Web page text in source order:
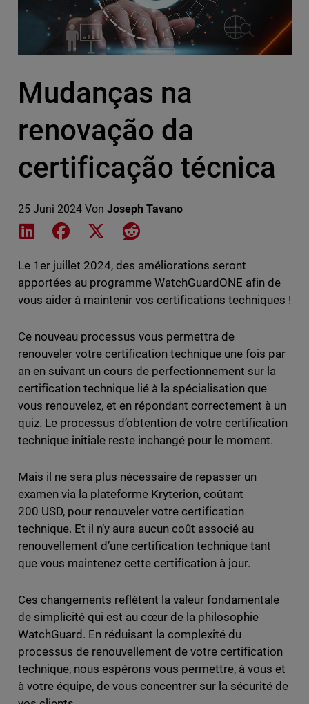
Mudanças na
renovação da
certificação técnica
25 Juni 2024 Von Joseph Tavano
Share on LinkedIn
Share on Facebook
Share on XShare on Reddit
Le 1er juillet 2024, des améliorations seront
apportées au programme WatchGuardONE afin de
vous aider à maintenir vos certifications techniques !
Ce nouveau processus vous permettra de
renouveler votre certification technique une fois par
an en suivant un cours de perfectionnement sur la
certification technique lié à la spécialisation que
vous renouvelez, et en répondant correctement à un
quiz. Le processus d’obtention de votre certification
technique initiale reste inchangé pour le moment.
Mais il ne sera plus nécessaire de repasser un
examen via la plateforme Kryterion, coûtant
200 USD, pour renouveler votre certification
technique. Et il n’y aura aucun coût associé au
renouvellement d’une certification technique tant
que vous maintenez cette certification à jour.
Ces changements reflètent la valeur fondamentale
de simplicité qui est au cœur de la philosophie
WatchGuard. En réduisant la complexité du
processus de renouvellement de votre certification
technique, nous espérons vous permettre, à vous et
à votre équipe, de vous concentrer sur la sécurité de